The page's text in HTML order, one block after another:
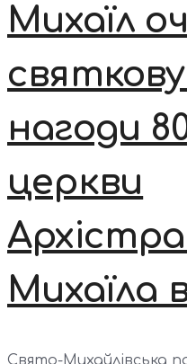
Михаїл
нагоди
церкви
Михаїла
Свято-Михайлівська